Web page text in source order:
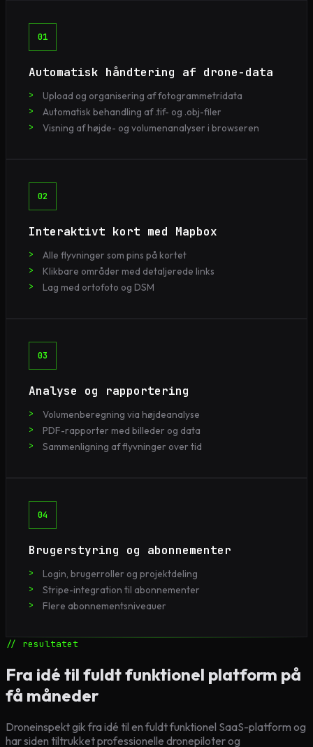
01
Automatisk håndtering af drone-data
Upload og organisering af fotogrammetridata
Automatisk behandling af .tif- og .obj-filer
Visning af højde- og volumenanalyser i browseren
02
Interaktivt kort med Mapbox
Alle flyvninger som pins på kortet
Klikbare områder med detaljerede links
Lag med ortofoto og DSM
03
Analyse og rapportering
Volumenberegning via højdeanalyse
PDF-rapporter med billeder og data
Sammenligning af flyvninger over tid
04
Brugerstyring og abonnementer
Login, brugerroller og projektdeling
Stripe-integration til abonnementer
Flere abonnementsniveauer
// resultatet
Fra idé til fuldt funktionel platform på
få måneder
Droneinspekt gik fra idé til en fuldt funktionel SaaS-platform og
har siden tiltrukket professionelle dronepiloter og